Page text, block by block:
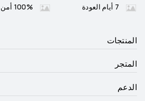
7 أيام العودة 100% أمن
المنتجات
المتجر
الدعم